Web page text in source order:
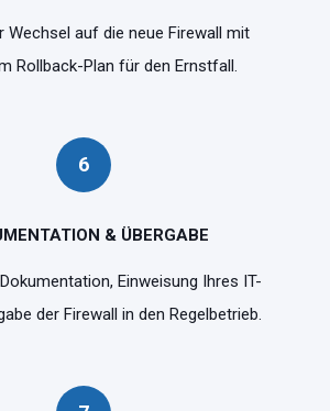
Wechsel auf die neue Firewall mit
Rollback-Plan für den Ernstfall.
6
& ÜBERGABE
Einweisung Ihres IT-
der Firewall in den Regelbetrieb.